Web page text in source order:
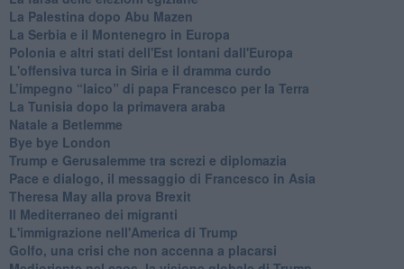
La Palestina dopo Abu Mazen
La Serbia e il Montenegro in Europa
Polonia e altri stati dell'Est lontani dall'Europa
L'offensiva turca in Siria e il dramma curdo
L’impegno “laico” di papa Francesco per la Terra
La Tunisia dopo la primavera araba
Natale a Betlemme
Bye bye London
Trump e Gerusalemme tra screzi e diplomazia
Pace e dialogo, il messaggio di Francesco in Asia
Theresa May alla prova Brexit
Il Mediterraneo dei migranti
L'immigrazione nell'America di Trump
Golfo, una crisi che non accenna a placarsi